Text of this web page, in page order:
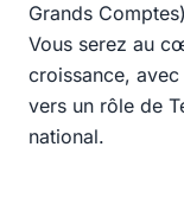
Grands
Vous serez au
croissance,
vers un rôle de
national.